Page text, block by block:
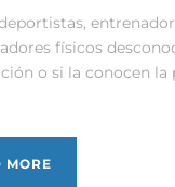
físicos
o si la conocen la
MORE